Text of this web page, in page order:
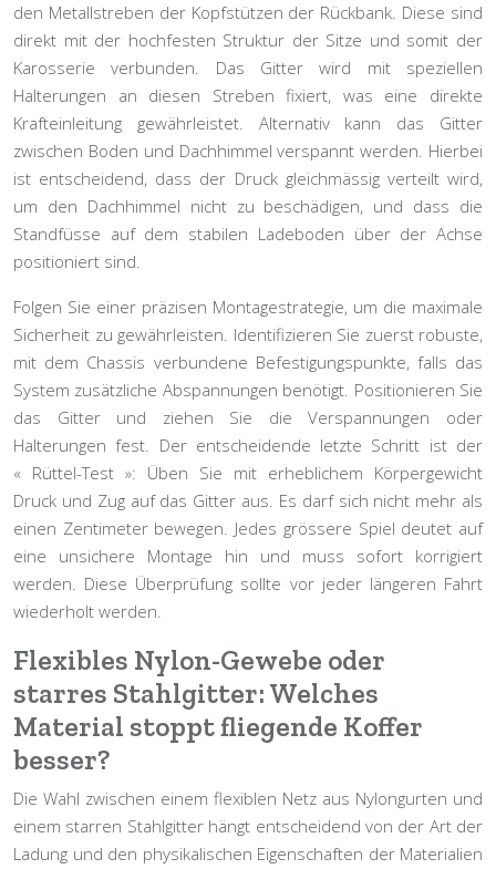
den Metallstreben der Kopfstützen der Rückbank. Diese sind
direkt mit der hochfesten Struktur der Sitze und somit der
Karosserie verbunden. Das Gitter wird mit speziellen
Halterungen an diesen Streben fixiert, was eine direkte
Krafteinleitung gewährleistet. Alternativ kann das Gitter
zwischen Boden und Dachhimmel verspannt werden. Hierbei
ist entscheidend, dass der Druck gleichmässig verteilt wird,
um den Dachhimmel nicht zu beschädigen, und dass die
Standfüsse auf dem stabilen Ladeboden über der Achse
positioniert sind.
Folgen Sie einer präzisen Montagestrategie, um die maximale
Sicherheit zu gewährleisten. Identifizieren Sie zuerst robuste,
mit dem Chassis verbundene Befestigungspunkte, falls das
System zusätzliche Abspannungen benötigt. Positionieren Sie
das Gitter und ziehen Sie die Verspannungen oder
Halterungen fest. Der entscheidende letzte Schritt ist der
« Rüttel-Test »: Üben Sie mit erheblichem Körpergewicht
Druck und Zug auf das Gitter aus. Es darf sich nicht mehr als
einen Zentimeter bewegen. Jedes grössere Spiel deutet auf
eine unsichere Montage hin und muss sofort korrigiert
werden. Diese Überprüfung sollte vor jeder längeren Fahrt
wiederholt werden.
Flexibles Nylon-Gewebe oder
starres Stahlgitter: Welches
Material stoppt fliegende Koffer
besser?
Die Wahl zwischen einem flexiblen Netz aus Nylongurten und
einem starren Stahlgitter hängt entscheidend von der Art der
Ladung und den physikalischen Eigenschaften der Materialien